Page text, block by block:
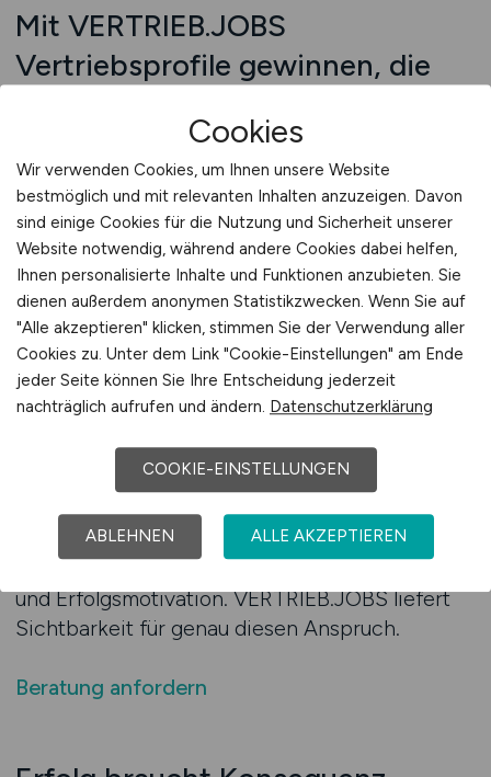
Mit VERTRIEB.JOBS
Vertriebsprofile gewinnen, die
Gute Beratung ist wichtig – aber ohne
Abschluss bleibt sie folgenlos. Deshalb braucht
der technische Vertrieb Menschen, die nicht
nur analysieren, sondern entscheiden lassen.
Mitarbeitende, die auf den Punkt argumentieren,
Entscheidungen herbeiführen und Kunden
durch strukturierten Dialog sicher zum nächsten
Schritt begleiten. VERTRIEB.JOBS bringt Ihre
Anzeige genau dorthin. Ihre Ausschreibung wird
mobil optimiert, in einem relevanten Umfeld
platziert und inhaltlich so formuliert, dass klar
ist: Hier geht es nicht um Soft Selling – sondern
um gezielte Vertriebswirkung. Sie gewinnen
Persönlichkeiten mit Richtung, Verbindlichkeit
und Erfolgsmotivation. VERTRIEB.JOBS liefert
Sichtbarkeit für genau diesen Anspruch.
Beratung anfordern
Cookies
Wir verwenden Cookies, um Ihnen unsere Website
bestmöglich und mit relevanten Inhalten anzuzeigen. Davon
sind einige Cookies für die Nutzung und Sicherheit unserer
Website notwendig, während andere Cookies dabei helfen,
Ihnen personalisierte Inhalte und Funktionen anzubieten. Sie
dienen außerdem anonymen Statistikzwecken. Wenn Sie auf
"Alle akzeptieren" klicken, stimmen Sie der Verwendung aller
Cookies zu. Unter dem Link "Cookie-Einstellungen" am Ende
jeder Seite können Sie Ihre Entscheidung jederzeit
nachträglich aufrufen und ändern. Datenschutzerklärung
COOKIE-EINSTELLUNGEN
ABLEHNEN ALLE AKZEPTIEREN